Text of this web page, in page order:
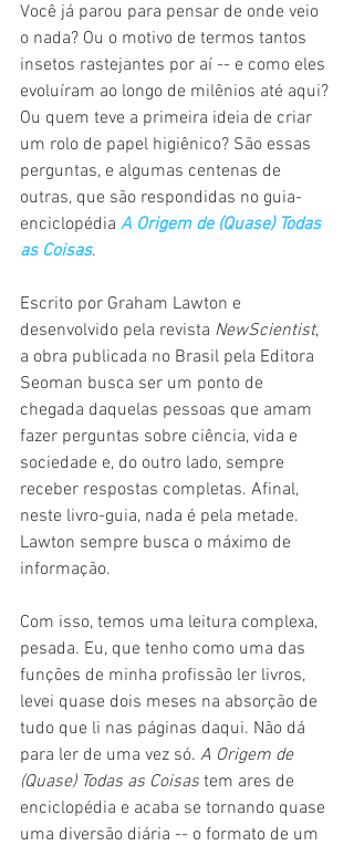
Você já parou para pensar de onde veio
o nada? Ou o motivo de termos tantos
insetos rastejantes por aí -- e como eles
evoluíram ao longo de milênios até aqui?
Ou quem teve a primeira ideia de criar
um rolo de papel higiênico? São essas
perguntas, e algumas centenas de
outras, que são respondidas no guia-
enciclopédia A Origem de (Quase) Todas
as Coisas.
Escrito por Graham Lawton e
desenvolvido pela revista NewScientist,
a obra publicada no Brasil pela Editora
Seoman busca ser um ponto de
chegada daquelas pessoas que amam
fazer perguntas sobre ciência, vida e
sociedade e, do outro lado, sempre
receber respostas completas. Afinal,
neste livro-guia, nada é pela metade.
Lawton sempre busca o máximo de
informação.
Com isso, temos uma leitura complexa,
pesada. Eu, que tenho como uma das
funções de minha profissão ler livros,
levei quase dois meses na absorção de
tudo que li nas páginas daqui. Não dá
para ler de uma vez só. A Origem de
(Quase) Todas as Coisas tem ares de
enciclopédia e acaba se tornando quase
uma diversão diária -- o formato de um